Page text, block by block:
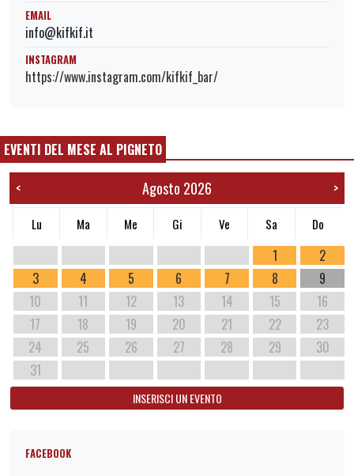
EMAIL
info@kifkif.it
INSTAGRAM
https://www.instagram.com/kifkif_bar/
EVENTI DEL MESE AL PIGNETO
< Agosto 2026 >
Lu Ma Me Gi Ve Sa Do
1
2
3
4 5 6 7 8
9
10
11 12 13 14 15
16
17
18 19 20 21 22
23
24
25 26 27 28 29
30
31
INSERISCI UN EVENTO
FACEBOOK